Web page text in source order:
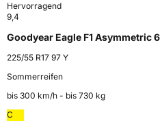
Hervorragend
9,4
Goodyear Eagle F1 Asymmetric 6
225/55 R17 97 Y
Sommerreifen
bis 300 km⁠/⁠h - bis 730 kg
C